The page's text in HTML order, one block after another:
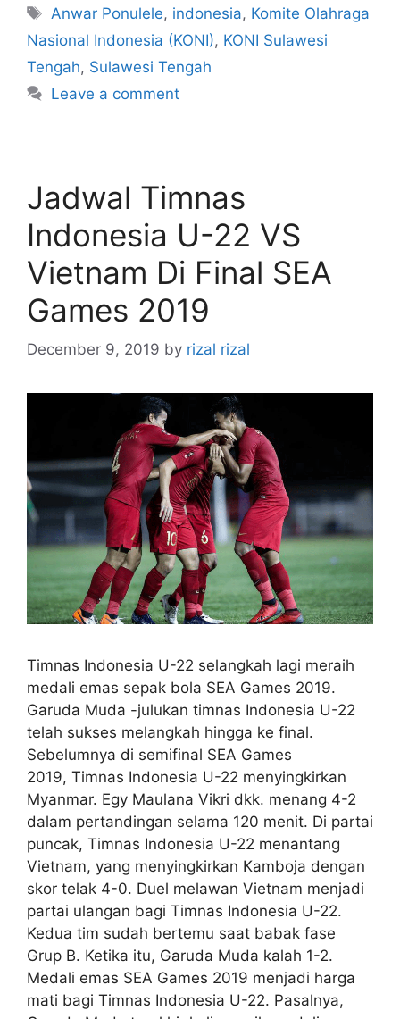
Anwar Ponulele, indonesia, Komite Olahraga
Nasional Indonesia (KONI), KONI Sulawesi
Tengah, Sulawesi Tengah
Leave a comment
Jadwal Timnas
Indonesia U-22 VS
Vietnam Di Final SEA
Games 2019
December 9, 2019 by rizal rizal
Timnas Indonesia U-22 selangkah lagi meraih
medali emas sepak bola SEA Games 2019.
Garuda Muda -julukan timnas Indonesia U-22
telah sukses melangkah hingga ke final.
Sebelumnya di semifinal SEA Games
2019, Timnas Indonesia U-22 menyingkirkan
Myanmar. Egy Maulana Vikri dkk. menang 4-2
dalam pertandingan selama 120 menit. Di partai
puncak, Timnas Indonesia U-22 menantang
Vietnam, yang menyingkirkan Kamboja dengan
skor telak 4-0. Duel melawan Vietnam menjadi
partai ulangan bagi Timnas Indonesia U-22.
Kedua tim sudah bertemu saat babak fase
Grup B. Ketika itu, Garuda Muda kalah 1-2.
Medali emas SEA Games 2019 menjadi harga
mati bagi Timnas Indonesia U-22. Pasalnya,